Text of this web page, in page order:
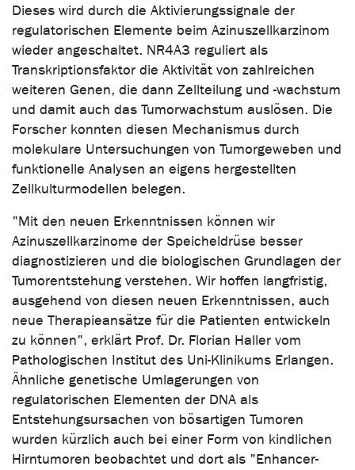
Dieses wird durch die Aktivierungssignale der
regulatorischen Elemente beim Azinuszellkarzinom
wieder angeschaltet. NR4A3 reguliert als
Transkriptionsfaktor die Aktivität von zahlreichen
weiteren Genen, die dann Zellteilung und -wachstum
und damit auch das Tumorwachstum auslösen. Die
Forscher konnten diesen Mechanismus durch
molekulare Untersuchungen von Tumorgeweben und
funktionelle Analysen an eigens hergestellten
Zellkulturmodellen belegen.
"Mit den neuen Erkenntnissen können wir
Azinuszellkarzinome der Speicheldrüse besser
diagnostizieren und die biologischen Grundlagen der
Tumorentstehung verstehen. Wir hoffen langfristig,
ausgehend von diesen neuen Erkenntnissen, auch
neue Therapieansätze für die Patienten entwickeln
zu können", erklärt Prof. Dr. Florian Haller vom
Pathologischen Institut des Uni-Klinikums Erlangen.
Ähnliche genetische Umlagerungen von
regulatorischen Elementen der DNA als
Entstehungsursachen von bösartigen Tumoren
wurden kürzlich auch bei einer Form von kindlichen
Hirntumoren beobachtet und dort als "Enhancer-